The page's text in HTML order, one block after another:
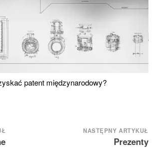
patent międzynarodowy?
NASTĘPNY ARTYKUŁ
Prezenty